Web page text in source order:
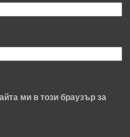
ми в този браузър за